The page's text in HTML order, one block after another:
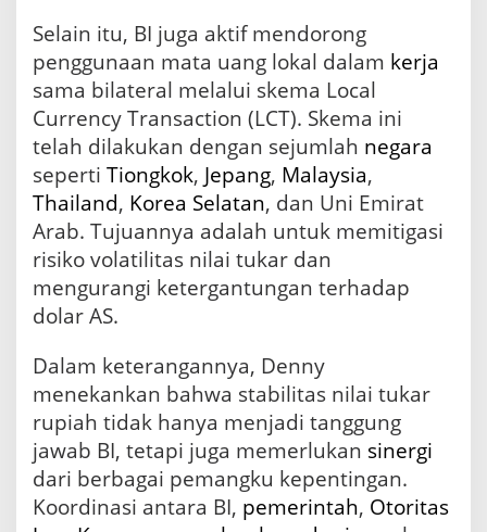
Selain itu, BI juga aktif mendorong
penggunaan mata uang lokal dalam kerja
sama bilateral melalui skema Local
Currency Transaction (LCT). Skema ini
telah dilakukan dengan sejumlah negara
seperti Tiongkok, Jepang, Malaysia,
Thailand, Korea Selatan, dan Uni Emirat
Arab. Tujuannya adalah untuk memitigasi
risiko volatilitas nilai tukar dan
mengurangi ketergantungan terhadap
dolar AS.
Dalam keterangannya, Denny
menekankan bahwa stabilitas nilai tukar
rupiah tidak hanya menjadi tanggung
jawab BI, tetapi juga memerlukan sinergi
dari berbagai pemangku kepentingan.
Koordinasi antara BI, pemerintah, Otoritas